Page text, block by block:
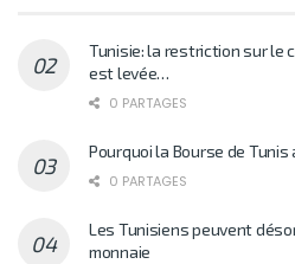
Tunisie: la restriction sur le
est levée…
0 PARTAGES
Pourquoi la Bourse de
0 PARTAGES
Les Tunisiens peuvent
monnaie